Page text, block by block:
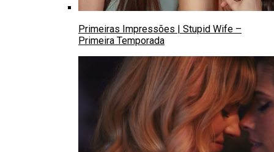
Primeiras Impressões | Stupid Wife –
Primeira Temporada